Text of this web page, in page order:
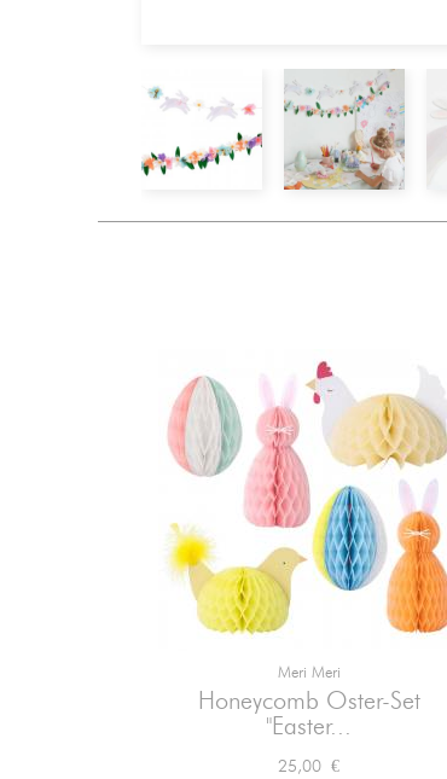
Meri Meri
Honeycomb Oster-Set
"Easter...
Preis
25,00 €
Vorschau